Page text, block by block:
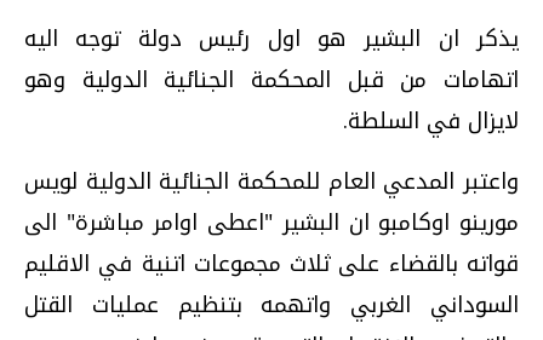
يذكر ان البشير هو اول رئيس دولة توجه اليه
اتهامات من قبل المحكمة الجنائية الدولية وهو
لايزال في السلطة.
واعتبر المدعي العام للمحكمة الجنائية الدولية لويس
مورينو اوكامبو ان البشير "اعطى اوامر مباشرة" الى
قواته بالقضاء على ثلاث مجموعات اتنية في الاقليم
السوداني الغربي واتهمه بتنظيم عمليات القتل